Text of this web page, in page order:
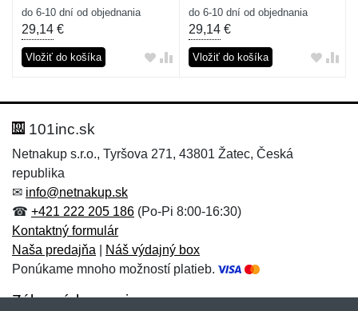
do 6-10 dní od objednania
29,14 €
Vložiť do košíka
do 6-10 dní od objednania
29,14€
Vložiť do košíka
101inc.sk
Netnakup s.r.o., Tyršova 271, 43801 Žatec, Česká
republika
✉ info@netnakup.sk
☎ +421 222 205 186 (Po-Pi 8:00-16:30)
Kontaktný formulár
Naša predajňa
Náš výdajný box
Ponúkame mnoho možností platieb.
Zákaznícky servis